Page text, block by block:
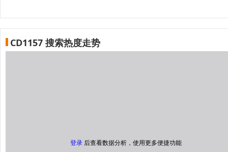
CD1157 搜索热度走势
登录 后查看数据分析，使用更多便捷功能